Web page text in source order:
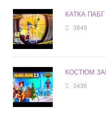
КАТКА
3849
КОСТЮМ
3436